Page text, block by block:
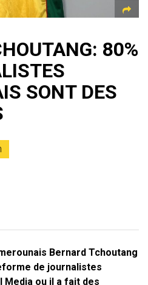
80%
SONT DES
Bernard Tchoutang
de journalistes
ou il a fait des